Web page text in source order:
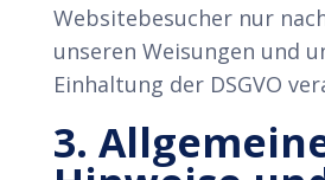
Websitebesucher nur
unseren Weisungen und
Einhaltung der DSGVO
3.